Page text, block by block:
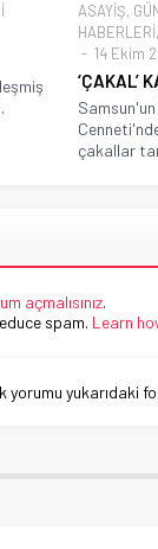
ASAYİŞ,
HABERLERİ,
14 Ekim
‘ÇAKAL’
çakallar
açmalısınız.
spam. Learn
yorumu yukarıdaki